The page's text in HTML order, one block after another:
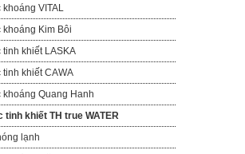
khoáng VITAL
khoáng Kim Bôi
tinh khiết LASKA
tinh khiết CAWA
khoáng Quang Hanh
tinh khiết TH true WATER
lạnh